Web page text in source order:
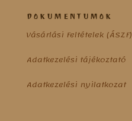
DOKUMENTUMOK
Vásárlási Feltételek (ÁSZF)
Adatkezelési tájékoztató
Adatkezelési nyilatkozat